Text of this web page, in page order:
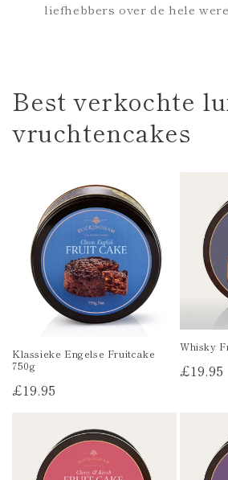
liefhebbers over de hele
Best verkochte
vruchtencakes
Klassieke Engelse Fruitcake
750g
Reguliere
£19.95
Whisky
£19.95